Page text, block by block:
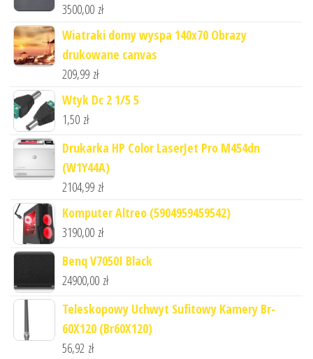
3500,00 zł
Wiatraki domy wyspa 140x70 Obrazy
drukowane canvas
209,99 zł
Wtyk Dc 2 1/5 5
1,50 zł
Drukarka HP Color LaserJet Pro M454dn
(W1Y44A)
2104,99 zł
Komputer Altreo (5904959459542)
3190,00 zł
Benq V7050I Black
24900,00 zł
Teleskopowy Uchwyt Sufitowy Kamery Br-
60X120 (Br60X120)
56,92 zł